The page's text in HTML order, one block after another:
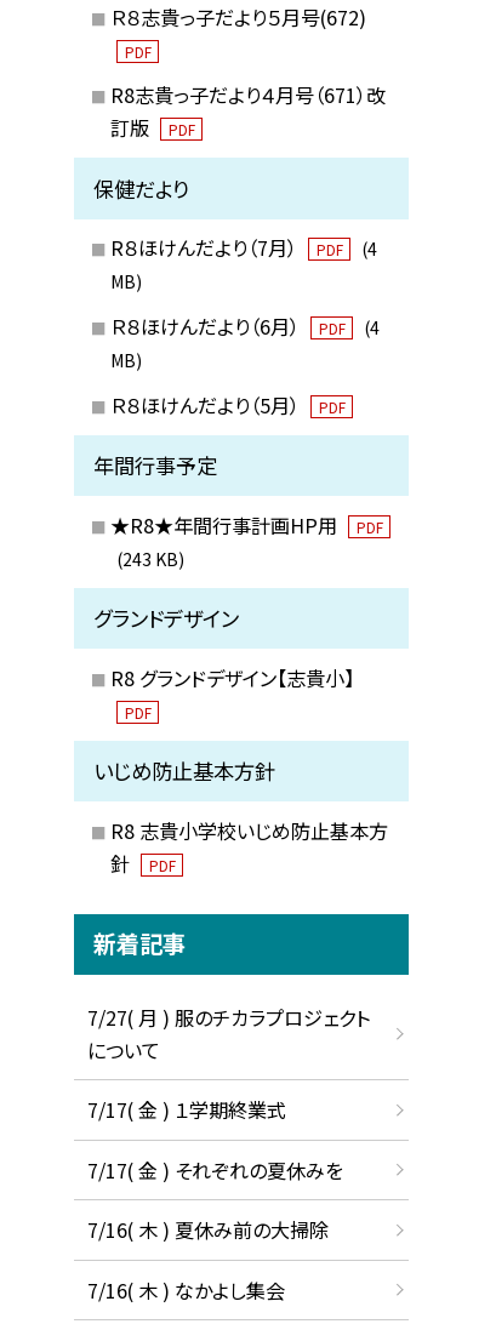
Ｒ８志貴っ子だより５月号(672)
PDF
R8志貴っ子だより４月号（671）改
訂版
PDF
保健だより
R８ほけんだより（7月） PDF
(4
MB)
Ｒ８ほけんだより（6月） PDF
(4
MB)
Ｒ８ほけんだより（5月） PDF
年間行事予定
★R8★年間行事計画HP用 PDF
(243 KB)
グランドデザイン
R8 グランドデザイン【志貴小】
PDF
いじめ防止基本方針
R8 志貴小学校いじめ防止基本方
針
PDF
新着記事
7/27( 月 ) 服のチカラプロジェクト
について
7/17( 金 ) １学期終業式
7/17( 金 ) それぞれの夏休みを
7/16( 木 ) 夏休み前の大掃除
7/16( 木 ) なかよし集会